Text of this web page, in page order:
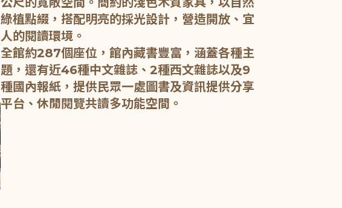
綠植點綴，搭配明亮的採光設計，營造開放、宜
人的閱讀環境。
全館約287個座位，館內藏書豐富，涵蓋各種主
題，還有近46種中文雜誌、2種西文雜誌以及9
種國內報紙，提供民眾一處圖書及資訊提供分享